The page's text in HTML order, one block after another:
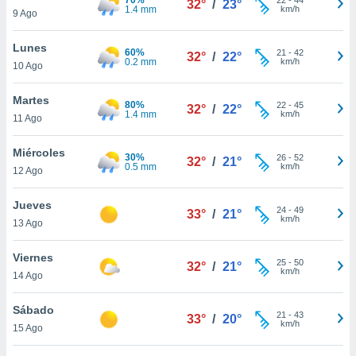
más
nuestra
y
de
disponible
cookies
aceptar
9 Ago
1.4 mm
32° / 23°
km/h
Lunes
10 Ago
60%
0.2 mm
32° / 22° 21 - 42
km/h
Martes
11 Ago
80%
1.4 mm
32° / 22° 22- 45
km/h
Miércoles
12 Ago
30%
0.5 mm
32° / 21° 26- 52
km/h
Jueves
13 Ago
33° / 21° 24- 49
km/h
Viernes
14 Ago
32° / 21° 25- 50
km/h
Sábado
15 Ago
33° / 20° 21 - 43
km/h